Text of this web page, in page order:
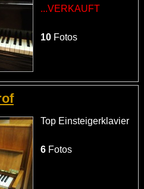
...VERKAUFT
10Fotos
Top Einsteigerklavier
6Fotos